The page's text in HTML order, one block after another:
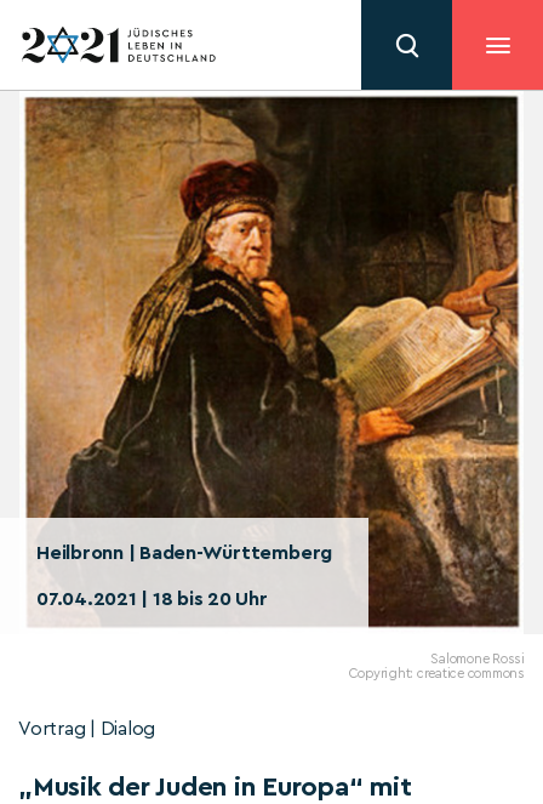
Heilbronn | Baden-Württemberg
07.04.2021 | 18 bis 20 Uhr
Salomone Rossi
Copyright: creatice commons
Vortrag | Dialog
„Musik der Juden in Europa“ mit